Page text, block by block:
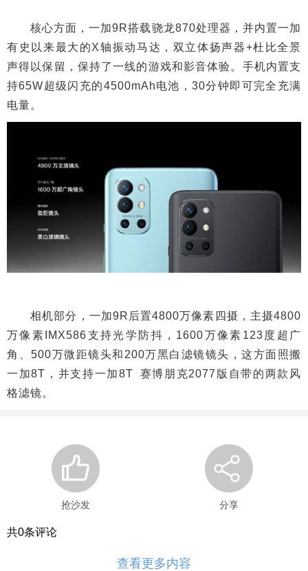
核心方面，一加9R搭载骁龙870处理器，并内置一加
有史以来最大的X轴振动马达，双立体扬声器+杜比全景
声得以保留，保持了一线的游戏和影音体验。手机内置支
持65W超级闪充的4500mAh电池，30分钟即可完全充满
电量。
相机部分，一加9R后置4800万像素四摄，主摄4800
万像素IMX586支持光学防抖，1600万像素123度超广
角、500万微距镜头和200万黑白滤镜镜头，这方面照搬
一加8T，并支持一加8T 赛博朋克2077版自带的两款风
格滤镜。
抢沙发 分享
共0条评论
查看更多内容